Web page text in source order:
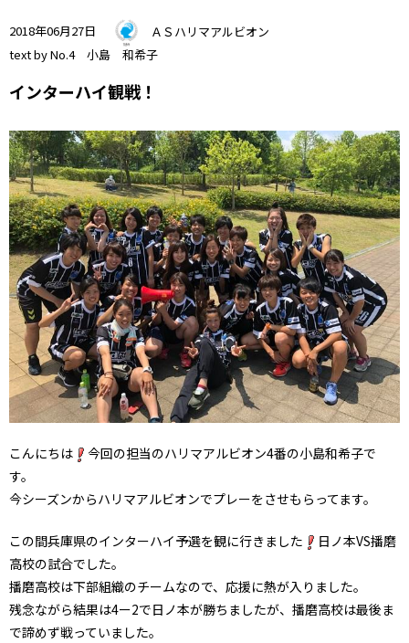
2018年06月27日
ＡＳハリマアルビオン
text by No.4 小島 和希子
インターハイ観戦！
こんにちは
今回の担当のハリマアルビオン4番の小島和希子で
す。
今シーズンからハリマアルビオンでプレーをさせもらってます。
この間兵庫県のインターハイ予選を観に行きました
日ノ本VS播磨
高校の試合でした。
播磨高校は下部組織のチームなので、応援に熱が入りました。
残念ながら結果は4ー2で日ノ本が勝ちましたが、播磨高校は最後ま
で諦めず戦っていました。